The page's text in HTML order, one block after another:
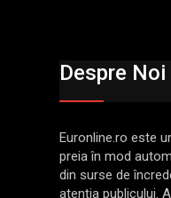
Despre Noi
Euronline.ro este
preia în mod
din surse de
atenţia publicului.